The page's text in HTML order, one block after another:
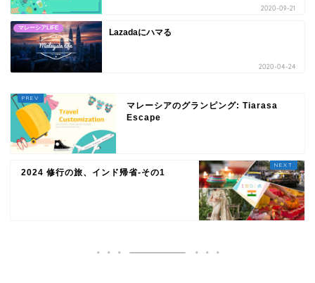
2020-09-21
マレーシアLIFE Lazadaにハマる
2020-04-24
マレーシアのグランピング: Tiarasa
Escape
2024 修行の旅、インド帰省-その1